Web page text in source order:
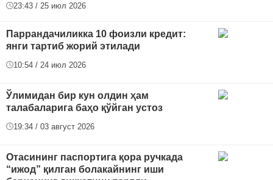
23:43 / 25 июл 2026
Паррандачиликка 10 фоизли кредит:
янги тартиб жорий этилади
10:54 / 24 июл 2026
Ўлимидан бир кун олдин ҳам
талабаларига баҳо қўйган устоз
19:34 / 03 август 2026
Отасининг паспортига қора ручкада
“ижод” қилган болакайнинг иши